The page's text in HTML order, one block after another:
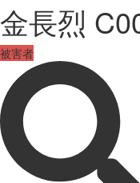
金長烈
被害者